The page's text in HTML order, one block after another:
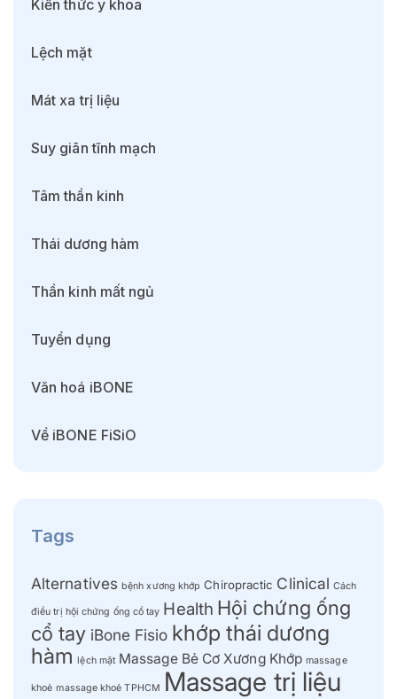
Kiến thức y khoa
Lệch mặt
Mát xa trị liệu
Suy giãn tĩnh mạch
Tâm thần kinh
Thái dương hàm
Thần kinh mất ngủ
Tuyển dụng
Văn hoá iBONE
Về iBONE FiSiO
Tags
Alternatives bệnh xương khớp Chiropractic Clinical Cách
điều trị hội chứng ống cổ tay Health Hội chứng ống
cổ tay iBone Fisio khớp thái dương
hàm lệch mặt Massage Bẻ Cơ Xương Khớp massage
khoẻ massage khoẻ TPHCM Massage trị liệu